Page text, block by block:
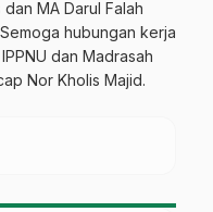
MA Darul Falah
hubungan kerja
dan Madrasah
Nor Kholis Majid.